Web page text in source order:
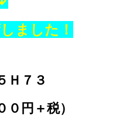
ました！
Ｈ７３
０円＋税）